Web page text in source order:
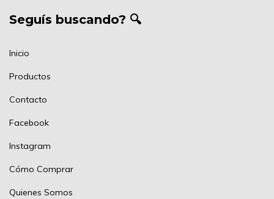
Seguís buscando? 🔍
Inicio
Productos
Contacto
Facebook
Instagram
Cómo Comprar
Quienes Somos